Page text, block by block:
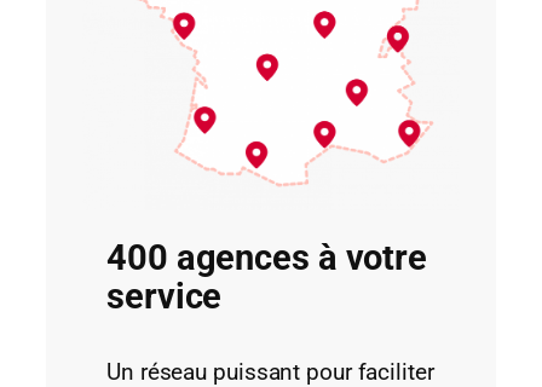
400 agences à votre
service
Un réseau puissant pour faciliter